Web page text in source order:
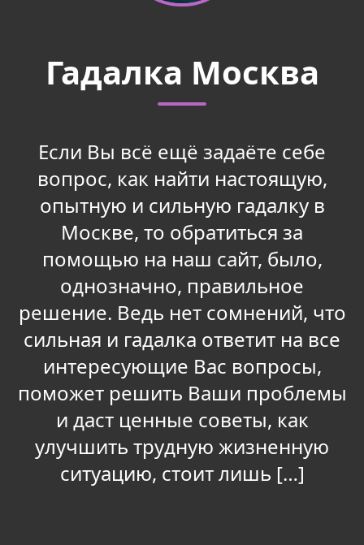
Гадалка Москва
Если Вы всё ещё задаëте себе
вопрос, как найти настоящую,
опытную и сильную гадалку в
Москве, то обратиться за
помощью на наш сайт, было,
однозначно, правильное
решение. Ведь нет сомнений, что
сильная и гадалка ответит на все
интересующие Вас вопросы,
поможет решить Ваши проблемы
и даст ценные советы, как
улучшить трудную жизненную
ситуацию, стоит лишь […]